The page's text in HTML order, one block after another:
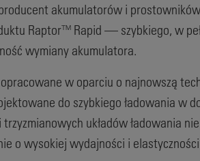
akumulatorów i
Raptor™ Rapid — szybkiego, w
wymiany akumulatora.
w oparciu o najnowszą
do szybkiego ładowania w
układów ładowania
o wysokiej wydajności i